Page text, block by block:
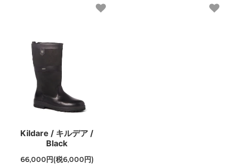
Kildare / キルデア /
Black
66,000円(税6,000円)